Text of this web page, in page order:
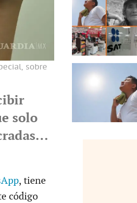
sobre
solo
, tiene
código